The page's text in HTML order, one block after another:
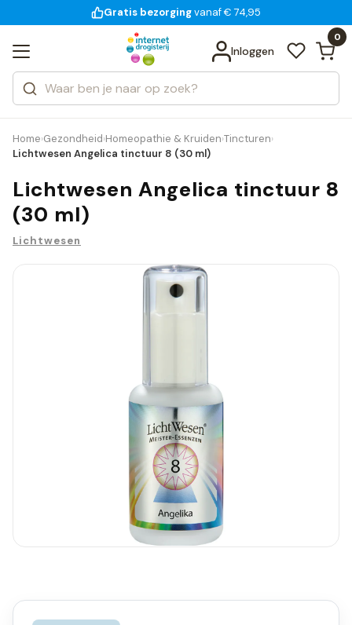
voor 18:00 uur besteld
Gratis bezorgingvanaf € 74,95
14 dagen bedenktijd
Inloggen
0
Zoeken
Categorieën
Merken
Bekijk alle resultaten
Home›Gezondheid›Homeopathie & Kruiden›Tincturen›
Lichtwesen Angelica tinctuur 8 (30 ml)
Lichtwesen Angelica tinctuur 8
(30 ml)
Lichtwesen